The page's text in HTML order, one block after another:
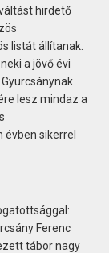
hirdető
listát állítanak.
a jövő évi
lesz mindaz a
sikerrel
Ferenc
tábor nagy